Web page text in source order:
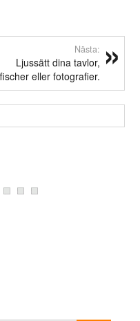
Nästa:
Ljussätt dina tavlor,
eller fotografier.